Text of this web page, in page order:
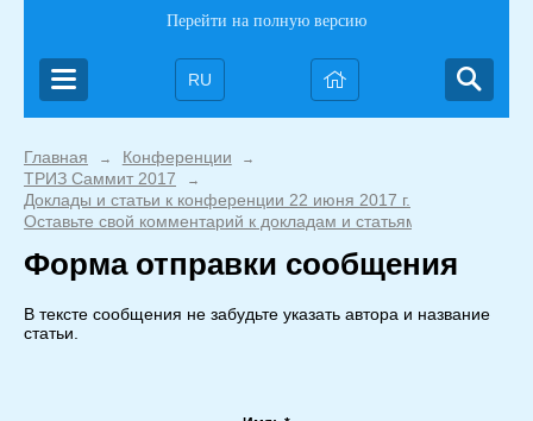
Перейти на полную версию
RU
Главная → Конференции →
ТРИЗ Саммит 2017 →
Доклады и статьи к конференции 22 июня 2017 г.
Оставьте свой комментарий к докладам и статьям TDS-2017
Форма отправки сообщения
В тексте сообщения не забудьте указать автора и название
статьи.